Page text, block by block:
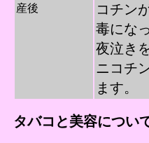
産後
コチン
毒にな
夜泣き
ニコチ
ます
タバコと美容につい